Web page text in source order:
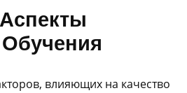
влияющих на качество